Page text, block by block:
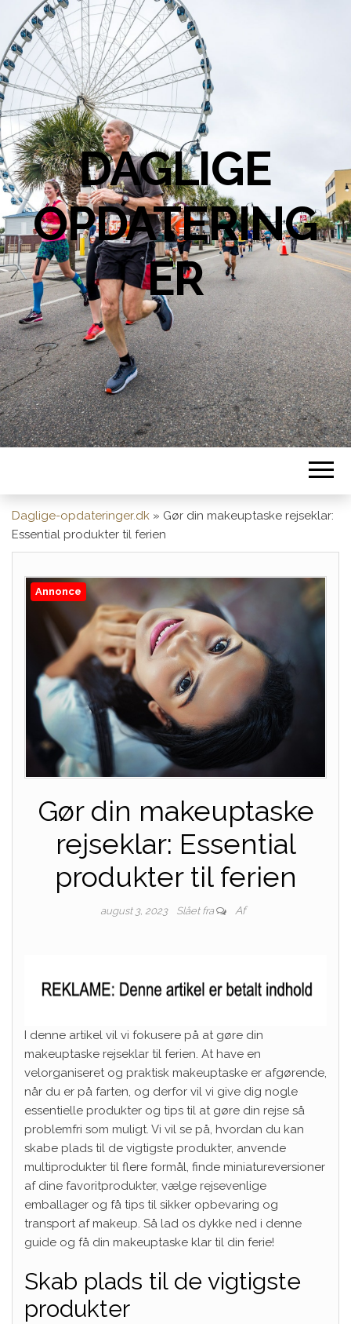
DAGLIGE
OPDATERING
ER
Daglige-opdateringer.dk » Gør din makeuptaske rejseklar:
Essential produkter til ferien
Annonce
Gør din makeuptaske
rejseklar: Essential
produkter til ferien
august 3, 2023 Slået fra Af
I denne artikel vil vi fokusere på at gøre din
makeuptaske rejseklar til ferien. At have en
velorganiseret og praktisk makeuptaske er afgørende,
når du er på farten, og derfor vil vi give dig nogle
essentielle produkter og tips til at gøre din rejse så
problemfri som muligt. Vi vil se på, hvordan du kan
skabe plads til de vigtigste produkter, anvende
multiprodukter til flere formål, finde miniatureversioner
af dine favoritprodukter, vælge rejsevenlige
emballager og få tips til sikker opbevaring og
transport af makeup. Så lad os dykke ned i denne
guide og få din makeuptaske klar til din ferie!
Skab plads til de vigtigste
produkter